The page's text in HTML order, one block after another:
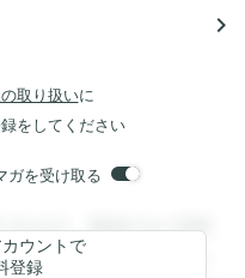
navigate_next
取り扱いに
をしてください
ガを受け取る
きます。登録すると回答
ると回答を閲覧すること
ウントで
登録